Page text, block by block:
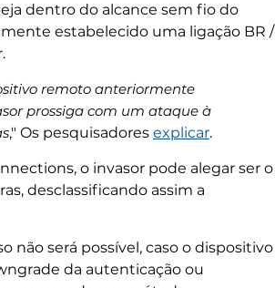
dentro do alcance sem fio do
estabelecido uma ligação BR /
remoto anteriormente
prossiga com um ataque à
," Os pesquisadores explicar.
o invasor pode alegar ser o
desclassificando assim a
não será possível, caso o dispositivo
da autenticação ou